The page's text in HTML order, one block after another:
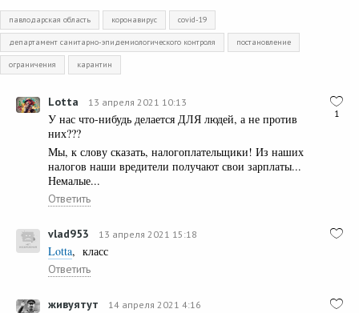
павлодарская область коронавирус covid-19
департамент санитарно-эпидемиологического контроля постановление
ограничения карантин
1
Lotta 13 апреля 2021 10:13
У нас что-нибудь делается ДЛЯ людей, а не против
них???
Мы, к слову сказать, налогоплательщики! Из наших
налогов наши вредители получают свои зарплаты...
Немалые...
Ответить
vlad953 13 апреля 2021 15:18
Lotta, класс
Ответить
живуятут 14 апреля 2021 4:16